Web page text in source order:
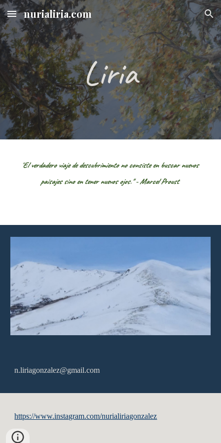
Skip to main content Skip to navigation
nurialiria.com
Liria
El verdadero viaje de descubrimiento no consiste en buscar nuevos
paisajes sino en tener nuevos ojos." - Marcel Proust
n.liriagonzalez@gmail.com
https://www.instagram.com/nurialiriagonzalez